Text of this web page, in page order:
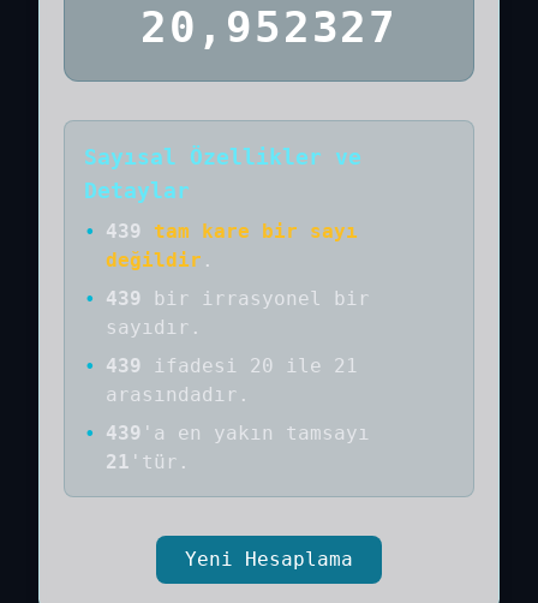
20,952327
Sayısal Özellikler ve
Detaylar
• 439
tam kare bir sayı
değildir .
•
439 bir
irrasyonel bir
sayıdır .
•
439
ifadesi 20 ile 21
arasındadır.
•
439 'a en yakın tamsayı
21 'tür.
Yeni Hesaplama